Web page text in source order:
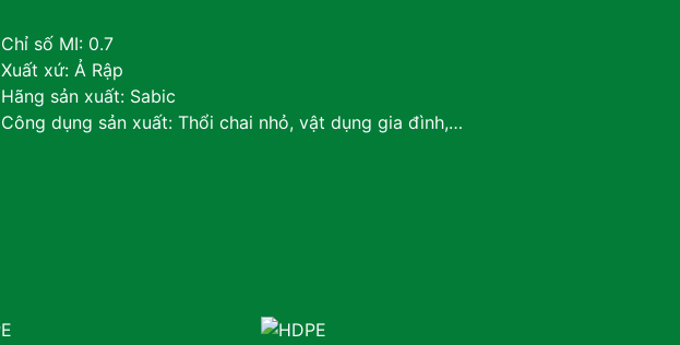
Chỉ số MI: 0.7
Xuất xứ: Ả Rập
Hãng sản xuất: Sabic
Công dụng sản xuất: Thổi chai nhỏ, vật dụng gia đình,…